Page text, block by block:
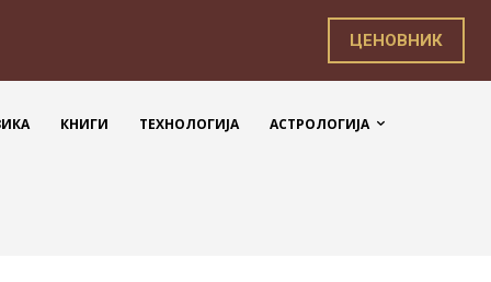
ЦЕНОВНИК
КНИГИ ТЕХНОЛОГИЈА АСТРОЛОГИЈА